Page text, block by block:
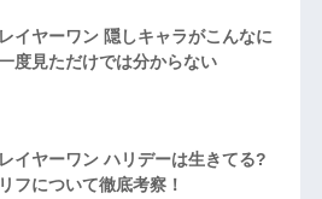
イヤーワン 隠しキャラがこんなに
度見ただけでは分からない
イヤーワン ハリデーは生きてる?
フについて徹底考察！